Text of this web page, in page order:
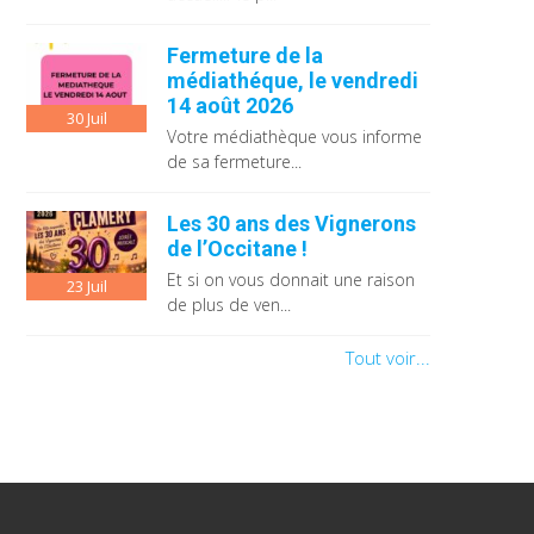
30Juil
Fermeture de la
médiathéque, le vendredi
14 août 2026
Votre médiathèque vous informe
de sa fermeture...
23 Juil
Les 30 ans des Vignerons
de l’Occitane !
Et si on vous donnait une raison
de plus de ven...
Tout voir...